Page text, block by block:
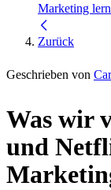
Marketing
Zurück
Geschrieben von
Was wir
und